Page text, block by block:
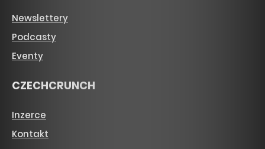
Newslettery
Podcasty
Eventy
CZECHCRUNCH
Inzerce
Kontakt